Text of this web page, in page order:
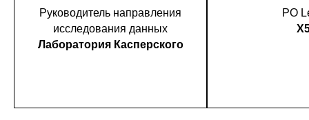
Руководитель направления
исследования данных
Лаборатория Касперского
PO